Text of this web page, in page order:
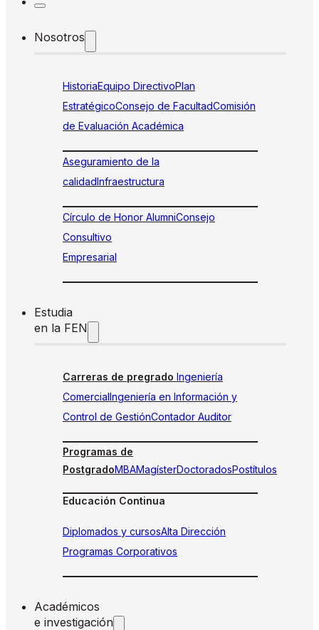
Nosotros
HistoriaEquipo DirectivoPlan
EstratégicoConsejo de FacultadComisión
de Evaluación Académica
Aseguramiento de la
calidadInfraestructura
Círculo de Honor AlumniConsejo
Consultivo
Empresarial
Estudia
en la FEN
Carreras de pregrado Ingeniería
ComercialIngeniería en Información y
Control de GestiónContador Auditor
Programas de
PostgradoMBAMagísterDoctoradosPostítulos
Educación Continua
Diplomados y cursosAlta Dirección
Programas Corporativos
Académicos
e investigación